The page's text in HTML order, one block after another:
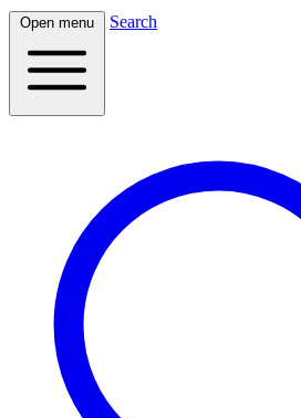
Open menu Search